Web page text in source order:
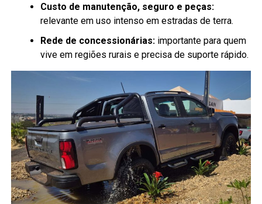
Custo de manutenção, seguro e peças:
relevante em uso intenso em estradas de terra.
Rede de concessionárias:importante para quem
vive em regiões rurais e precisa de suporte rápido.